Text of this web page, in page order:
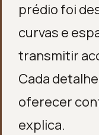
prédio foi
curvas e
transmitir
Cada
oferecer
explica.